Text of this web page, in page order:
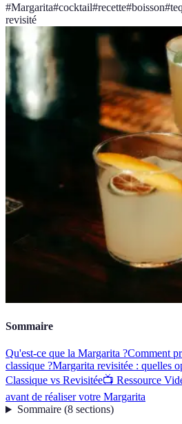
#Margarita#cocktail#recette#boisson#
revisité
Sommaire
Qu'est-ce que la Margarita ?Comment
classique ?Margarita revisitée : quelles
Classique vs Revisitée📺 Ressource
avant de réaliser votre Margarita
Sommaire(8 sections)